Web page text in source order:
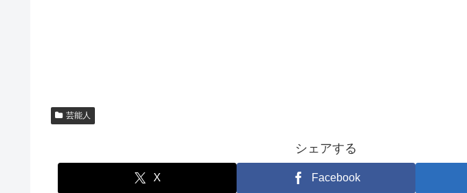
芸能人
シェアする
X Facebook